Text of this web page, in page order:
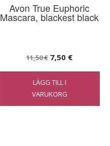
Avon True Euphoric
Mascara, blackest black
11,50€ Det
ursprungliga
priset
var:
7,50 €Det
LÄGG TILL I
VARUKORG